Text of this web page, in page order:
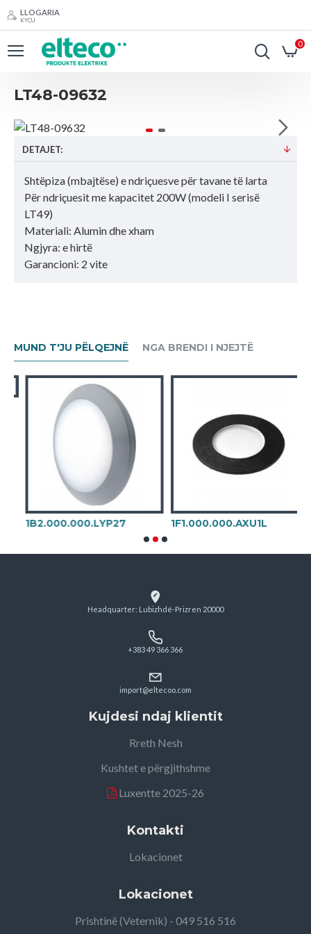
LLOGARIA
KYÇU
0
LT48-09632
DETAJET:
Shtëpiza (mbajtëse) e ndriçuesve për tavane të larta
Për ndriçuesit me kapacitet 200W (modeli I serisë
LT49)
Materiali: Alumin dhe xham
Ngjyra: e hirtë
Garancioni: 2 vite
MUND T'JU PËLQEJNË NGA BRENDI I NJEJTË
1B2.000.000.LYP27 1F1.000.000.AXU1L
Headquarter: Lubizhdë-Prizren 20000
+383 49 366 366
import@eltecoo.com
Kujdesi ndaj klientit
Rreth Nesh
Kushtet e përgjithshme
Luxentte 2025-26
Kontakti
Lokacionet
Lokacionet
Prishtinë (Veternik) - 049 516 516